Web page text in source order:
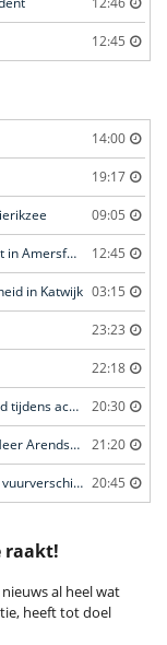
12:45
14:00
19:17
09:05
Containerbrand leidt tot grote brandweer inzet in Amersfoort 12:45
in Katwijk 03:15
23:23
22:18
Agent gewond en politieauto zwaar beschadigd tijdens achtervolging in Uden 20:30
Brandweer snel in actie bij natuurbrand in 's-Heer Arendskerke 21:20
Brand in stoel ontdekt na melding van rook en vuurverschijnselen in portiekflat in Rotterdam 20:45
raakt!
al heel wat
heeft tot doel